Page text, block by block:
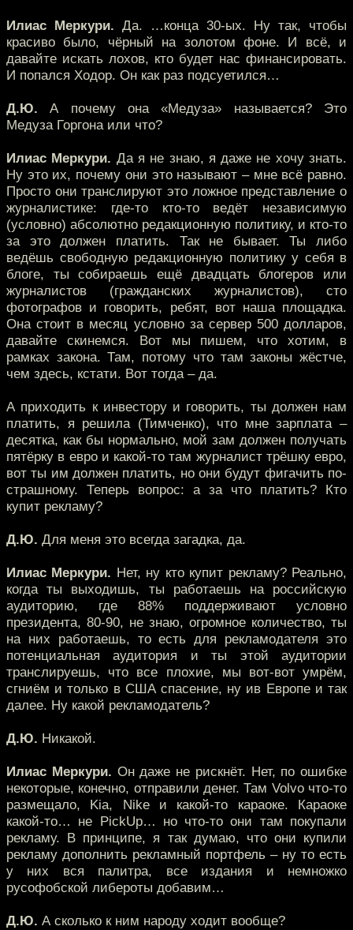
Илиас Меркури. Да. …конца 30-ых. Ну так, чтобы
красиво было, чёрный на золотом фоне. И всё, и
давайте искать лохов, кто будет нас финансировать.
И попался Ходор. Он как раз подсуетился…
Д.Ю. А почему она «Медуза» называется? Это
Медуза Горгона или что?
Илиас Меркури. Да я не знаю, я даже не хочу знать.
Ну это их, почему они это называют – мне всё равно.
Просто они транслируют это ложное представление о
журналистике: где-то кто-то ведёт независимую
(условно) абсолютно редакционную политику, и кто-то
за это должен платить. Так не бывает. Ты либо
ведёшь свободную редакционную политику у себя в
блоге, ты собираешь ещё двадцать блогеров или
журналистов (гражданских журналистов), сто
фотографов и говорить, ребят, вот наша площадка.
Она стоит в месяц условно за сервер 500 долларов,
давайте скинемся. Вот мы пишем, что хотим, в
рамках закона. Там, потому что там законы жёстче,
чем здесь, кстати. Вот тогда – да.
А приходить к инвестору и говорить, ты должен нам
платить, я решила (Тимченко), что мне зарплата –
десятка, как бы нормально, мой зам должен получать
пятёрку в евро и какой-то там журналист трёшку евро,
вот ты им должен платить, но они будут фигачить по-
страшному. Теперь вопрос: а за что платить? Кто
купит рекламу?
Д.Ю. Для меня это всегда загадка, да.
Илиас Меркури. Нет, ну кто купит рекламу? Реально,
когда ты выходишь, ты работаешь на российскую
аудиторию, где 88% поддерживают условно
президента, 80-90, не знаю, огромное количество, ты
на них работаешь, то есть для рекламодателя это
потенциальная аудитория и ты этой аудитории
транслируешь, что все плохие, мы вот-вот умрём,
сгниём и только в США спасение, ну ив Европе и так
далее. Ну какой рекламодатель?
Д.Ю. Никакой.
Илиас Меркури. Он даже не рискнёт. Нет, по ошибке
некоторые, конечно, отправили денег. Там Volvo что-то
размещало, Kia, Nike и какой-то караоке. Караоке
какой-то… не PickUp… но что-то они там покупали
рекламу. В принципе, я так думаю, что они купили
рекламу дополнить рекламный портфель – ну то есть
у них вся палитра, все издания и немножко
русофобской либероты добавим…
Д.Ю. А сколько к ним народу ходит вообще?